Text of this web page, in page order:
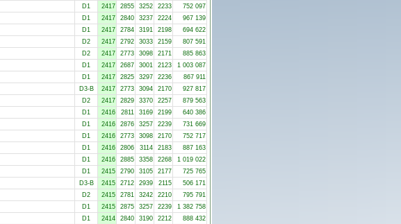
D1 2417 2855 3252 2233
752 097
D1 2417 2840 3237 2224
967 139
D1 2417 2784 3191 2198
694 622
D2 2417 2792 3033 2159
807 591
D2 2417 2773 3098 2171
885 863
D1 2417 2687 3001 2123
1 003 087
D1 2417 2825 3297 2236
867 911
D3-B 2417 2773 3094 2170
927 817
D2 2417 2829 3370 2257
879 563
D1 2416 2811 3169 2199
640 386
D1 2416 2876 3257 2239
731 669
D1 2416 2773 3098 2170
752 717
D1 2416 2806 3114 2183
887 163
D1 2416 2885 3358 2268
1 019 022
D1 2415 2790 3105 2177
725 765
D3-B 2415 2712 2939 2115
506 171
D2 2415 2781 3242 2210
795 791
D1 2415 2875 3257 2239
1 382 758
D1 2414 2840 3190 2212
888 432